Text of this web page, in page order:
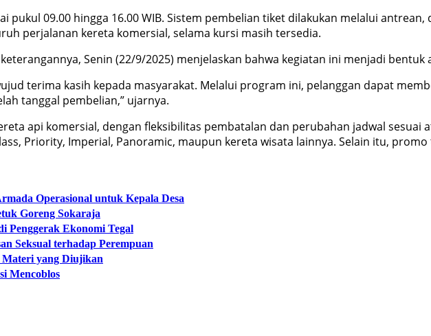
pukul 09.00 hingga 16.00 WIB. Sistem pembelian tiket dilakukan melalui
perjalanan kereta komersial, selama kursi masih tersedia.
Senin (22/9/2025) menjelaskan bahwa kegiatan ini menjadi bentuk
terima kasih kepada masyarakat. Melalui program ini, pelanggan dapat
tanggal pembelian,” ujarnya.
api komersial, dengan fleksibilitas pembatalan dan perubahan jadwal sesuai
Priority, Imperial, Panoramic, maupun kereta wisata lainnya. Selain itu,
Operasional untuk Kepala Desa
Goreng Sokaraja
Penggerak Ekonomi Tegal
Seksual terhadap Perempuan
yang Diujikan
Mencoblos